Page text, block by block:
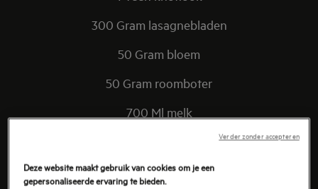
300 Gram lasagnebladen
50 Gram bloem
50 Gram roomboter
700 Ml melk
Bosje Dille
Deze website maakt gebruik van cookies om je een
gepersonaliseerde ervaring te bieden.
Verder zonder accepteren